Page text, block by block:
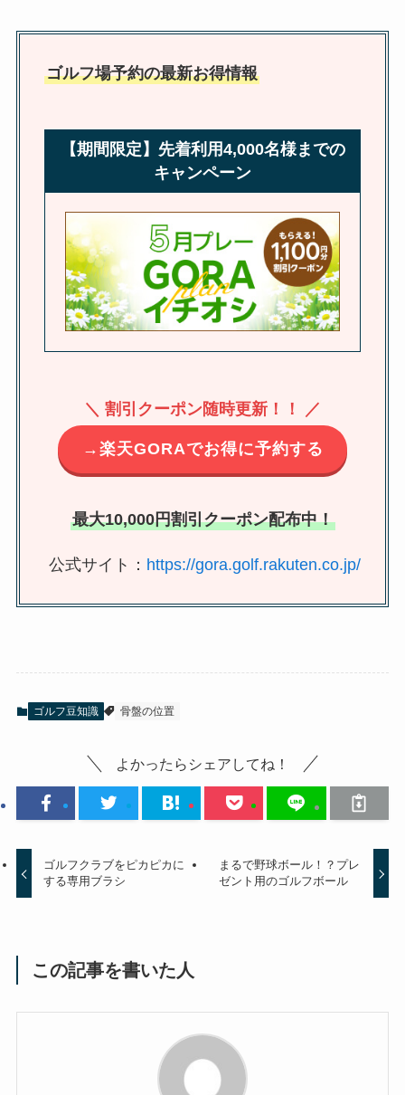
ゴルフ場予約の最新お得情報
【期間限定】先着利用4,000名様までの
キャンペーン
＼ 割引クーポン随時更新！！ ／
→楽天GORAでお得に予約する
最大10,000円割引クーポン配布中！
公式サイト： https://gora.golf.rakuten.co.jp/
ゴルフ豆知識 骨盤の位置
よかったらシェアしてね！
ゴルフクラブをピカピカに
する専用ブラシ
まるで野球ボール！？プレ
ゼント用のゴルフボール
この記事を書いた人